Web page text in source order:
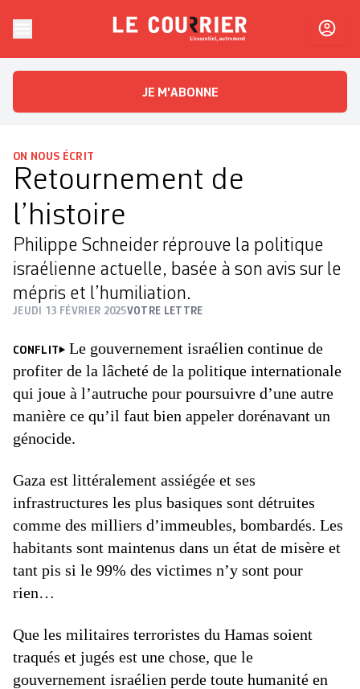
Le CourrierL'essentiel, autrement
JE M'ABONNE
ON NOUS ÉCRIT
Retournement de
l’histoire
Philippe Schneider réprouve la politique
israélienne actuelle, basée à son avis sur le
mépris et l’humiliation.
JEUDI 13 FÉVRIER 2025VOTRE LETTRE
CONFLIT
Le gouvernement israélien continue de
profiter de la lâcheté de la politique internationale
qui joue à l’autruche pour poursuivre d’une autre
manière ce qu’il faut bien appeler dorénavant un
génocide.
Gaza est littéralement assiégée et ses
infrastructures les plus basiques sont détruites
comme des milliers d’immeubles, bombardés. Les
habitants sont maintenus dans un état de misère et
tant pis si le 99% des victimes n’y sont pour
rien…
Que les militaires terroristes du Hamas soient
traqués et jugés est une chose, que le
gouvernement israélien perde toute humanité en